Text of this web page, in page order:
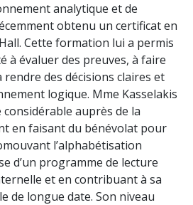
analytique et de
obtenu un certificat en
Cette formation lui a permis
à évaluer des preuves, à faire
des décisions claires et
logique. Mme Kasselakis
considérable auprès de la
en faisant du bénévolat pour
l’alphabétisation
d’un programme de lecture
et en contribuant à sa
de longue date. Son niveau